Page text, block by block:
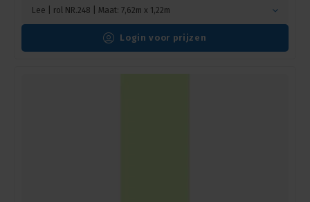
Lee | rol NR.248 | Maat: 7,62m x 1,22m
Login voor prijzen